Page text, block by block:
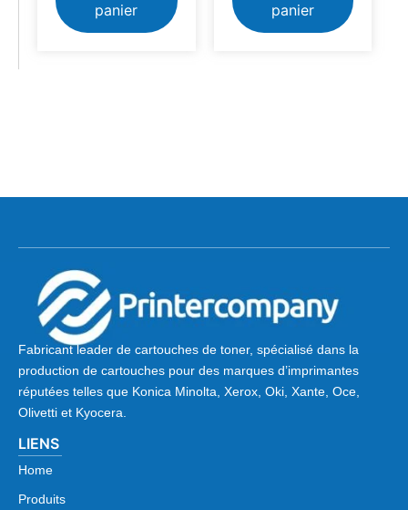
panier
panier
Fabricant leader de cartouches de toner, spécialisé dans la
production de cartouches pour des marques d’imprimantes
réputées telles que Konica Minolta, Xerox, Oki, Xante, Oce,
Olivetti et Kyocera.
LIENS
Home
Produits